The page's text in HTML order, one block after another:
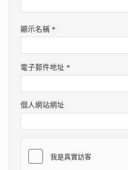
顯示名稱 *
電子郵件地址 *
個人網站網址